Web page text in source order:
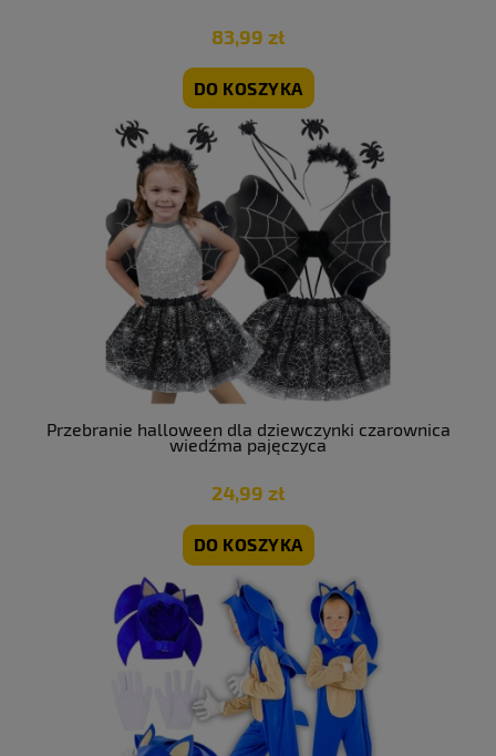
83,99 zł
DO KOSZYKA
Przebranie halloween dla dziewczynki czarownica
wiedźma pajęczyca
24,99 zł
DO KOSZYKA